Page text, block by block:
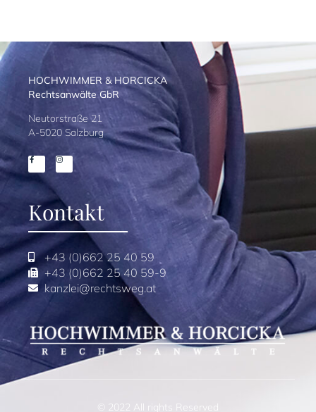
HOCHWIMMER & HORCICKA
Rechtsanwälte GbR
Neutorstraße 21
A-5020 Salzburg
Kontakt
+43 (0)662 25 40 59
+43 (0)662 25 40 59-9
kanzlei@rechtsweg.at
© 2022 All rights Reserved